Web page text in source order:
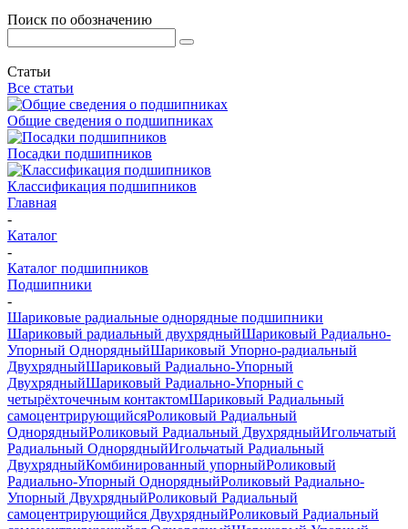
Поиск по обозначению
Статьи
Все статьи
Общие сведения о подшипниках
Посадки подшипников
Классификация подшипников
Главная
-
Каталог
-
Каталог подшипников
Подшипники
-
Шариковые радиальные однорядные подшипники
Шариковый радиальный двухрядныйШариковый Радиально-
Упорный ОднорядныйШариковый Упорно-радиальный
ДвухрядныйШариковый Радиально-Упорный
ДвухрядныйШариковый Радиально-Упорный с
четырёхточечным контактомШариковый Радиальный
самоцентрирующийсяРоликовый Радиальный
ОднорядныйРоликовый Радиальный ДвухрядныйИгольчатый
Радиальный ОднорядныйИгольчатый Радиальный
ДвухрядныйКомбинированный упорныйРоликовый
Радиально-Упорный ОднорядныйРоликовый Радиально-
Упорный ДвухрядныйРоликовый Радиальный
самоцентрирующийся ДвухрядныйРоликовый Радиальный